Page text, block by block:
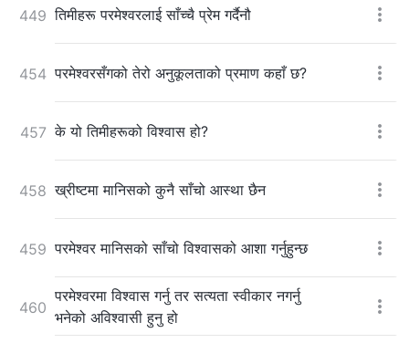
449 तिमीहरू परमेश्‍वरलाई साँच्चै प्रेम गर्दैनौ
454 परमेश्‍वरसँगको तेरो अनुकूलताको प्रमाण कहाँ छ?
457 के यो तिमीहरूको विश्‍वास हो?
458 ख्रीष्टमा मानिसको कुनै साँचो आस्था छैन
459 परमेश्‍वर मानिसको साँचो विश्‍वासको आशा गर्नुहुन्छ
460
परमेश्‍वरमा विश्‍वास गर्नु तर सत्यता स्वीकार नगर्नु
भनेको अविश्‍वासी हुनु हो